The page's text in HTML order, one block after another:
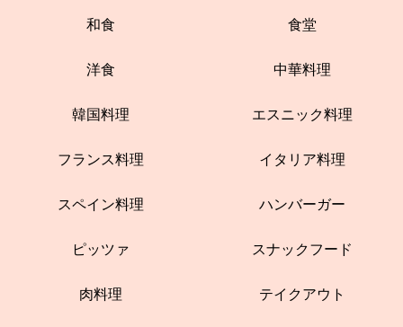
和食 食堂
洋食 中華料理
韓国料理 エスニック料理
フランス料理 イタリア料理
スペイン料理 ハンバーガー
ピッツァ スナックフード
肉料理 テイクアウト